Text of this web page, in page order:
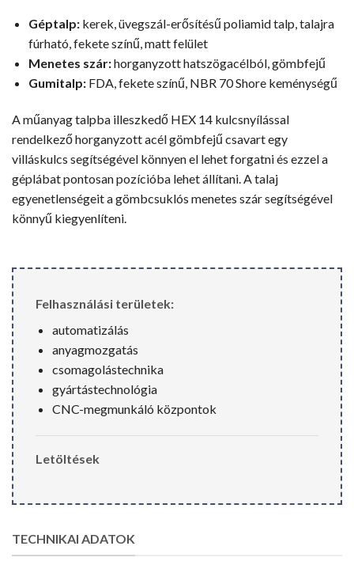
Géptalp:kerek, üvegszál-erősítésű poliamid talp, talajra
fúrható, fekete színű, matt felület
Menetes szár:horganyzott hatszögacélból, gömbfejű
Gumitalp:FDA, fekete színű, NBR 70 Shore keménységű
A műanyag talpba illeszkedő HEX 14 kulcsnyílással
rendelkező horganyzott acél gömbfejű csavart egy
villáskulcs segítségével könnyen el lehet forgatni és ezzel a
géplábat pontosan pozícióba lehet állítani. A talaj
egyenetlenségeit a gömbcsuklós menetes szár segítségével
könnyű kiegyenlíteni.
Felhasználási területek:
automatizálás
anyagmozgatás
csomagolástechnika
gyártástechnológia
CNC-megmunkáló központok
Letöltések
TECHNIKAI ADATOK